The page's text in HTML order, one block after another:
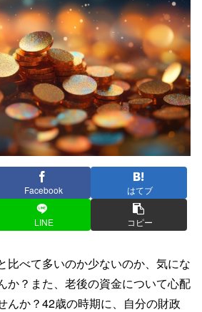
Facebook はてブ
LINE コピー
比べて多いのか少ないのか、気にな
か？また、老後の資金について心配
んか？42歳の時期に、自分の財政